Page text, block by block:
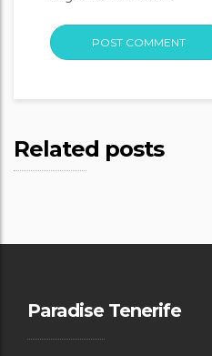
Related posts
Paradise Tenerife